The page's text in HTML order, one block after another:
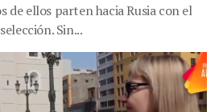
de ellos parten hacia Rusia con el
Sin...